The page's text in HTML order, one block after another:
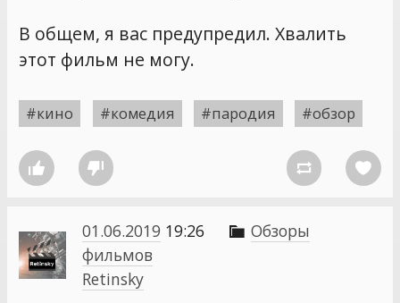
В общем, я вас предупредил. Хвалить
этот фильм не могу.
#кино #комедия #пародия #обзор
   
01.06.2019 19:26  Обзоры
фильмов
Retinsky